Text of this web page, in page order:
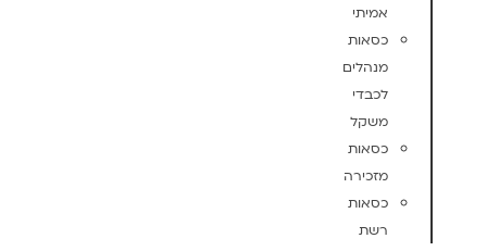
אמיתי
כסאות
מנהלים
לכבדי
משקל
כסאות
מזכירה
כסאות
רשת